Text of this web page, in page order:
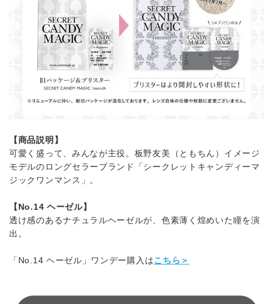
【商品説明】
可愛く盛って、みんなが主役。板野友美（ともちん）イメージ
モデルのロングセラーブランド「シークレットキャンディーマ
ジックワンマンス」。
【No.14 ヘーゼル】
透け感のあるナチュラルヘーゼルが、色素薄く煌めいた瞳を演
出。
「No.14 ヘーゼル」ワンデー購入はこちら＞